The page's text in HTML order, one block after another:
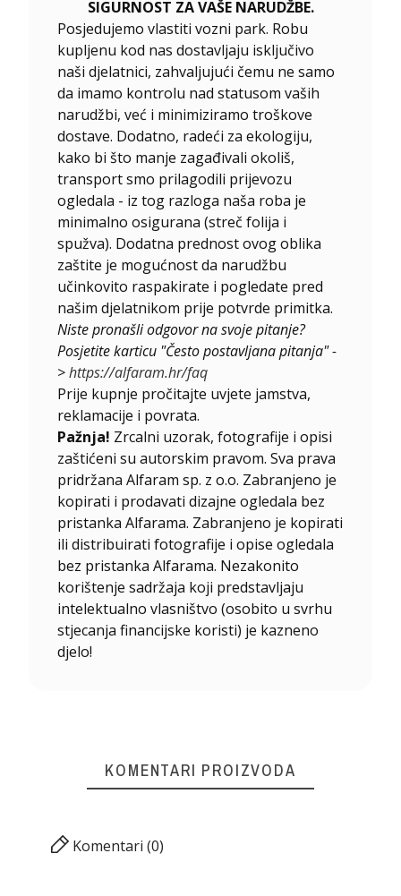
SIGURNOST ZA VAŠE NARUDŽBE.
Posjedujemo vlastiti vozni park. Robu
kupljenu kod nas dostavljaju isključivo
naši djelatnici, zahvaljujući čemu ne samo
da imamo kontrolu nad statusom vaših
narudžbi, već i minimiziramo troškove
dostave. Dodatno, radeći za ekologiju,
kako bi što manje zagađivali okoliš,
transport smo prilagodili prijevozu
ogledala - iz tog razloga naša roba je
minimalno osigurana (streč folija i
spužva). Dodatna prednost ovog oblika
zaštite je mogućnost da narudžbu
učinkovito raspakirate i pogledate pred
našim djelatnikom prije potvrde primitka.
Niste pronašli odgovor na svoje pitanje?
Posjetite karticu "Često postavljana pitanja" -
>https://alfaram.hr/faq
Prije kupnje pročitajte uvjete jamstva,
reklamacije i povrata.
Pažnja! Zrcalni uzorak, fotografije i opisi
zaštićeni su autorskim pravom. Sva prava
pridržana Alfaram sp. z o.o. Zabranjeno je
kopirati i prodavati dizajne ogledala bez
pristanka Alfarama. Zabranjeno je kopirati
ili distribuirati fotografije i opise ogledala
bez pristanka Alfarama. Nezakonito
korištenje sadržaja koji predstavljaju
intelektualno vlasništvo (osobito u svrhu
stjecanja financijske koristi) je kazneno
djelo!
KOMENTARI PROIZVODA
Komentari (0)